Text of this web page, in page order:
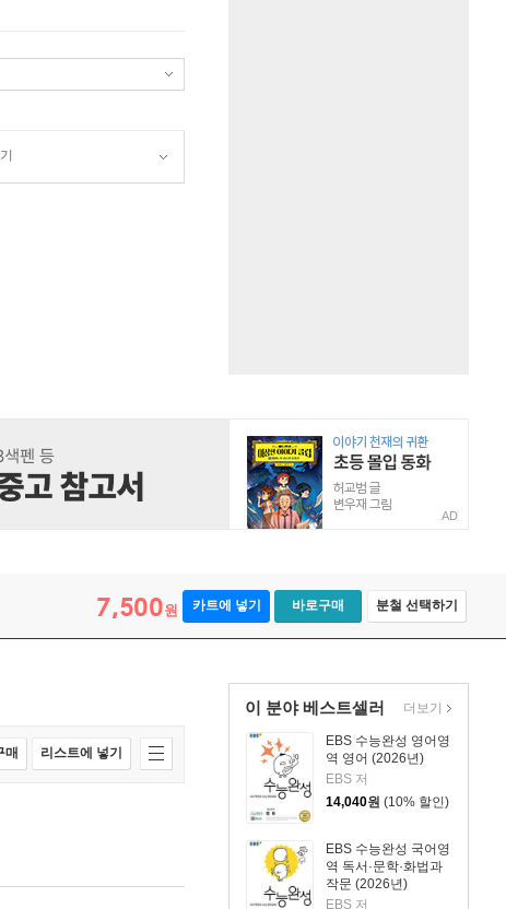
AD
7,500원 카트에 넣기 바로구매 분철 선택하기
이 분야 베스트셀러
EBS 수능완성 영어영
역 영어 (2026년)
EBS 저
14,040원 (10% 할인)
EBS 수능완성 국어영
역 독서·문학·화법과
작문 (2026년)
EBS 저
더보기
매 리스트에 넣기